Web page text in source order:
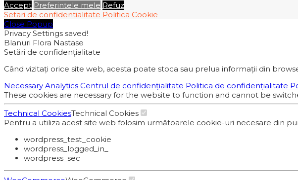
Accept Preferintele mele Refuz
Setari de confidentialitate Politica Cookie
Close Popup
Privacy Settings saved!
Blanuri Flora Nastase
Setări de confidențialitate
Când vizitați orice site web, acesta poate stoca sau prelua informații din
Necessary Analytics Centrul de confidențialitate Politica de confidențialitate
These cookies are necessary for the website to function and cannot be
Technical CookiesTechnical Cookies
Pentru a utiliza acest site web folosim următoarele cookie-uri necesare din
wordpress_test_cookie
wordpress_logged_in_
wordpress_sec